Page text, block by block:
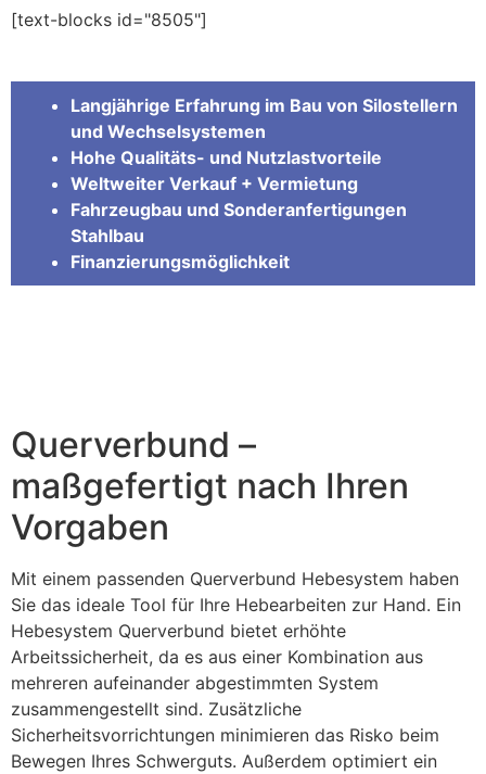
[text-blocks id="8505"]
Langjährige Erfahrung im Bau von Silostellern
und Wechselsystemen
Hohe Qualitäts- und Nutzlastvorteile
Weltweiter Verkauf + Vermietung
Fahrzeugbau und Sonderanfertigungen
Stahlbau
Finanzierungsmöglichkeit
Querverbund –
maßgefertigt nach Ihren
Vorgaben
Mit einem passenden Querverbund Hebesystem haben
Sie das ideale Tool für Ihre Hebearbeiten zur Hand. Ein
Hebesystem Querverbund bietet erhöhte
Arbeitssicherheit, da es aus einer Kombination aus
mehreren aufeinander abgestimmten System
zusammengestellt sind. Zusätzliche
Sicherheitsvorrichtungen minimieren das Risko beim
Bewegen Ihres Schwerguts. Außerdem optimiert ein